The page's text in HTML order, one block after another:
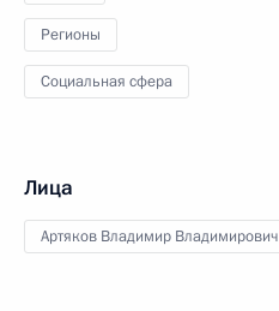
Регионы
Социальная сфера
Лица
Артяков Владимир Владимирович